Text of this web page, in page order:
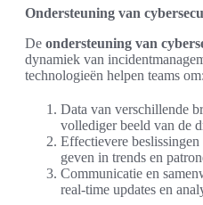
Ondersteuning van
De ondersteuning van
dynamiek van
technologieën helpen teams om:
Data van verschillende
vollediger beeld van de
Effectievere
geven in trends en
Communicatie en
real-time updates en